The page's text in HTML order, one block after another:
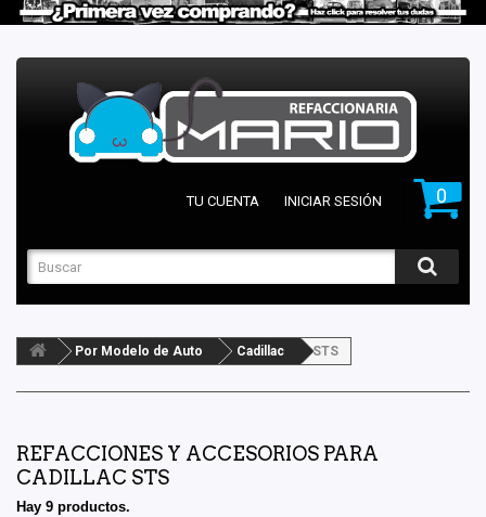
0
TU CUENTA INICIAR SESIÓN
Por Modelo de Auto Cadillac STS
REFACCIONES Y ACCESORIOS PARA
CADILLAC STS
Hay 9 productos.